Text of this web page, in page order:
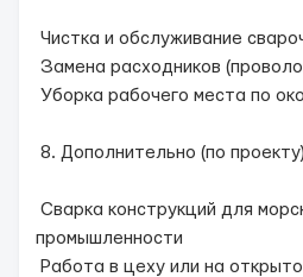
Чистка и обслуживание
Замена расходников
Уборка рабочего места по
8. Дополнительно (по
Сварка конструкций для
промышленности
Работа в цеху или на